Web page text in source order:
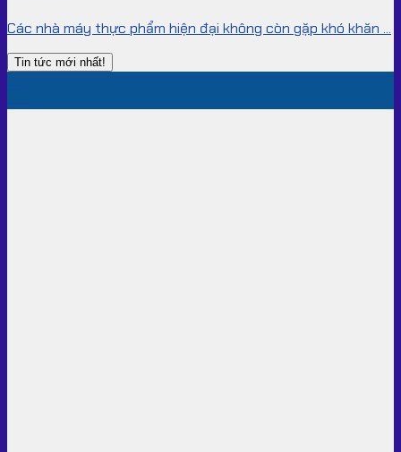
Các nhà máy thực phẩm hiện đại không còn gặp khó khăn ...
Tin tức mới nhất!